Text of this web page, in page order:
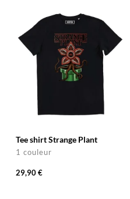
Tee shirt Strange Plant
1 couleur
29,90 €